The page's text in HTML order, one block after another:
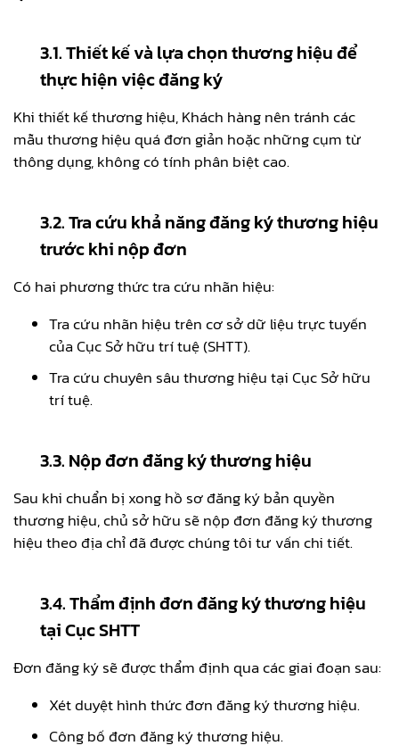
3.1. Thiết kế và lựa chọn thương hiệu để
thực hiện việc đăng ký
Khi thiết kế thương hiệu, Khách hàng nên tránh các
mẫu thương hiệu quá đơn giản hoặc những cụm từ
thông dụng, không có tính phân biệt cao.
3.2. Tra cứu khả năng đăng ký thương hiệu
trước khi nộp đơn
Có hai phương thức tra cứu nhãn hiệu:
Tra cứu nhãn hiệu trên cơ sở dữ liệu trực tuyến
của Cục Sở hữu trí tuệ (SHTT).
Tra cứu chuyên sâu thương hiệu tại Cục Sở hữu
trí tuệ.
3.3. Nộp đơn đăng ký thương hiệu
Sau khi chuẩn bị xong hồ sơ đăng ký bản quyền
thương hiệu, chủ sở hữu sẽ nộp đơn đăng ký thương
hiệu theo địa chỉ đã được chúng tôi tư vấn chi tiết.
3.4. Thẩm định đơn đăng ký thương hiệu
tại Cục SHTT
Đơn đăng ký sẽ được thẩm định qua các giai đoạn sau:
Xét duyệt hình thức đơn đăng ký thương hiệu.
Công bố đơn đăng ký thương hiệu.